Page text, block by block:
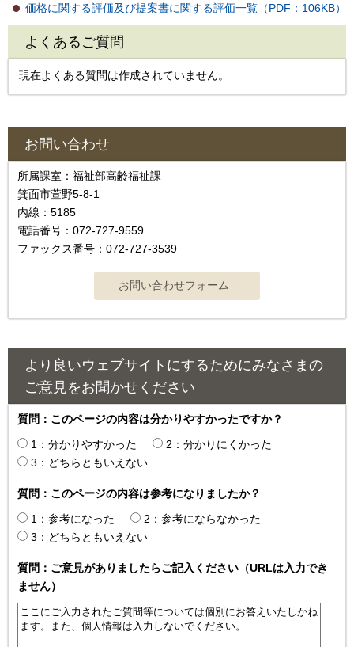
価格に関する評価及び提案書に関する評価一覧（PDF：106KB）
よくあるご質問
現在よくある質問は作成されていません。
お問い合わせ
所属課室：福祉部高齢福祉課
箕面市萱野5-8-1
内線：5185
電話番号：072-727-9559
ファックス番号：072-727-3539
より良いウェブサイトにするためにみなさまの
ご意見をお聞かせください
質問：このページの内容は分かりやすかったですか？
1：分かりやすかった
2：分かりにくかった
3：どちらともいえない
質問：このページの内容は参考になりましたか？
1：参考になった
2：参考にならなかった
3：どちらともいえない
質問：ご意見がありましたらご記入ください（URLは入力でき
ません）